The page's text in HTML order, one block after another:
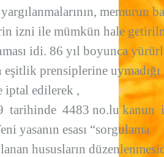
memurun
izni ile mümkün hale
idi. 86 yıl boyunca
prensiplerine uymadığı
iptal edilerek ,
tarihinde 4483 no.lu kanun
yasanın esası “sorgulama
hususların